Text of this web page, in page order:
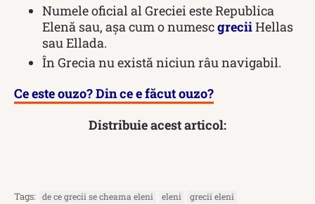
Numele oficial al Greciei este Republica
Elenă sau, așa cum o numescgreciiHellas
sau Ellada.
În Grecia nu există niciun râu navigabil.
Ce este ouzo? Din ce e făcut ouzo?
Distribuie acest articol:
Tags: de ce grecii se cheama eleni eleni grecii eleni